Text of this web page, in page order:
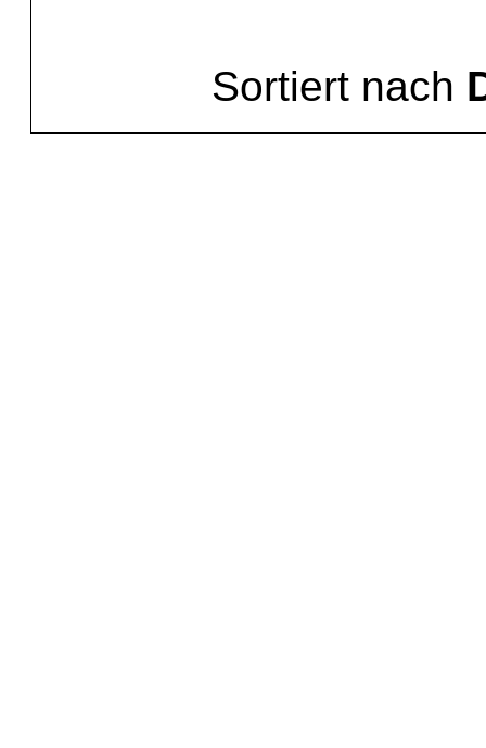
Sortiert nach